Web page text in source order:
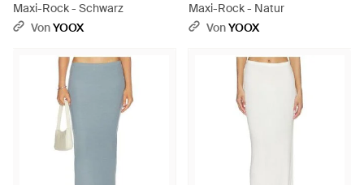
Maxi-Rock - Schwarz
VonYOOX
Maxi-Rock - Natur
VonYOOX